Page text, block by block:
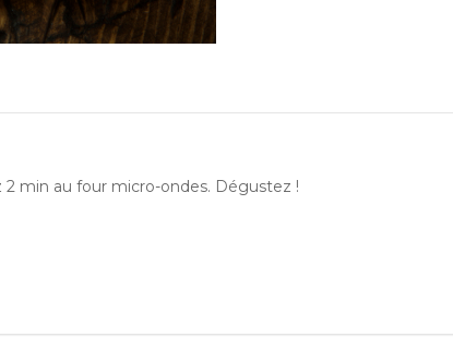
min au four micro-ondes. Dégustez !